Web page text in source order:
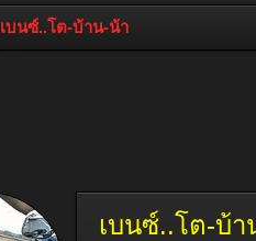
เบนซ์..โต-บ้าน-น้า
เบนซ์..โต-บ้า